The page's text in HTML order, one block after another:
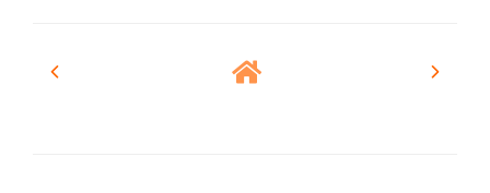
Afscheidstekst collega